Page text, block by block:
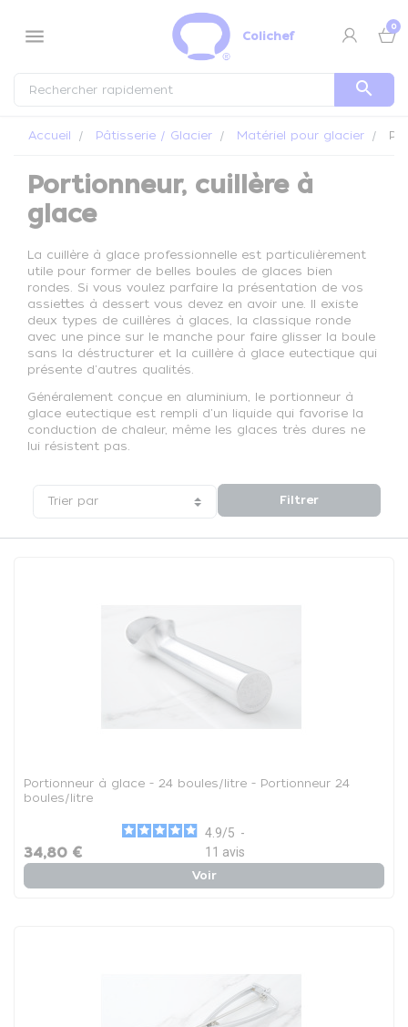
menu Colichef
0
search
Accueil Pâtisserie / Glacier Matériel pour glacier
Portionneur, cuillère à
glace
La cuillère à glace professionnelle est particulièrement
utile pour former de belles boules de glaces bien
rondes. Si vous voulez parfaire la présentation de vos
assiettes à dessert vous devez en avoir une. Il existe
deux types de cuillères à glaces, la classique ronde
avec une pince sur le manche pour faire glisser la boule
sans la déstructurer et la cuillère à glace eutectique qui
présente d'autres qualités.
Généralement conçue en aluminium, le portionneur à
glace eutectique est rempli d'un liquide qui favorise la
conduction de chaleur, même les glaces très dures ne
lui résistent pas.
Trier par Filtrer
Portionneur à glace - 24 boules/litre - Portionneur 24
boules/litre
4.9/5 -
11 avis
34,80 €
Voir